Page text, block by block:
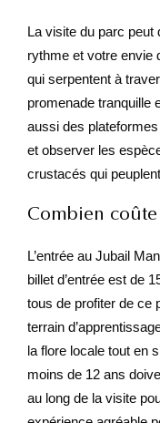
La visite du parc peut
rythme et votre envie
qui serpentent à
promenade tranquille
aussi des
et observer les
crustacés qui
Combien
L’entrée au Jubail
billet d’entrée est de
tous de profiter de ce
terrain
la flore locale tout en
moins de 12 ans
au long de la visite